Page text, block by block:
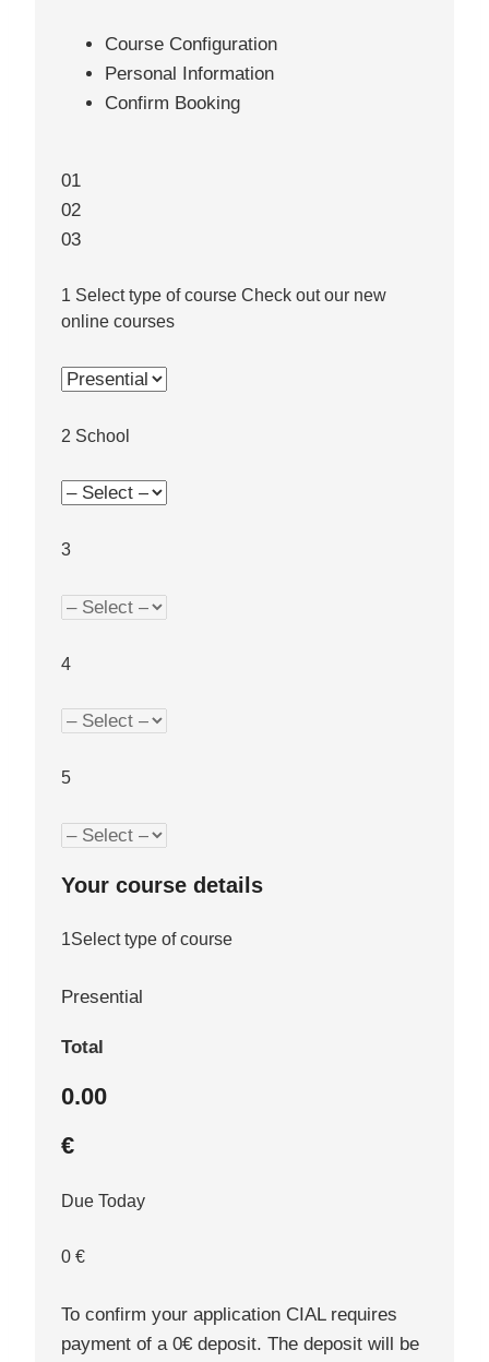
Course Configuration
Personal Information
Confirm Booking
01
02
03
1 Select type of course Check out our new
online courses
2 School
3
4
5
Your course details
1Select type of course
Presential
Total
0.00
€
Due Today
0 €
To confirm your application CIAL requires
payment of a 0€ deposit. The deposit will be